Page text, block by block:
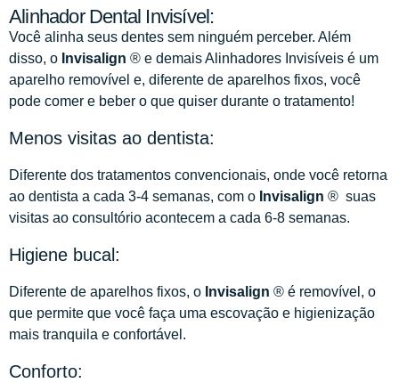
Alinhador Dental Invisível:
Você alinha seus dentes sem ninguém perceber. Além
disso, o Invisalign ® e demais Alinhadores Invisíveis é um
aparelho removível e, diferente de aparelhos fixos, você
pode comer e beber o que quiser durante o tratamento!
Menos visitas ao dentista:
Diferente dos tratamentos convencionais, onde você retorna
ao dentista a cada 3-4 semanas, com o Invisalign ® suas
visitas ao consultório acontecem a cada 6-8 semanas.
Higiene bucal:
Diferente de aparelhos fixos, o Invisalign ® é removível, o
que permite que você faça uma escovação e higienização
mais tranquila e confortável.
Conforto: